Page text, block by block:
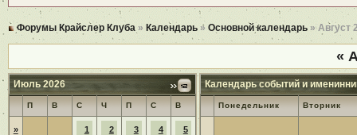
Форумы Крайслер Клуба » Календарь» Основной календарь» Август
«
Июль 2026
П В С Ч П С В
» 1 2 3 4 5
Календарь событий и
Понедельник Вторник